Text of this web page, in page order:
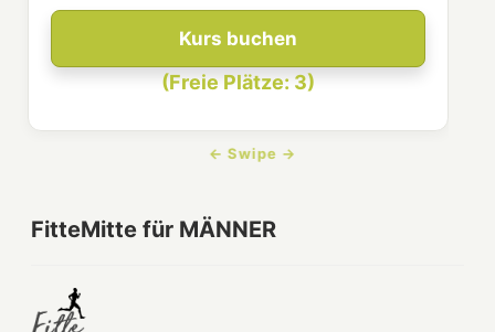
Kurs buchen
(Freie Plätze: 3)
FitteMitte für MÄNNER